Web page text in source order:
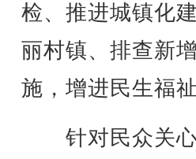
检、推进城镇化
丽村镇、排查新
施，增进民生福
针对民众关心